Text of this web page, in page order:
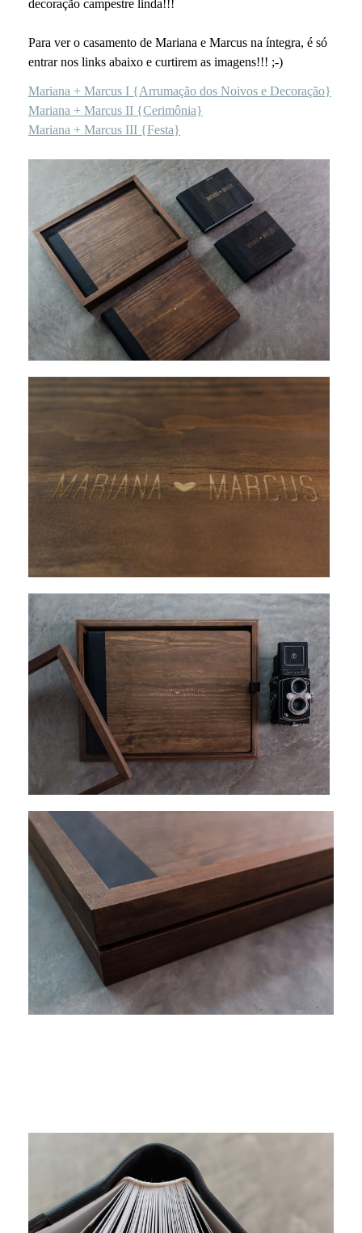
decoração campestre linda!!!
Para ver o casamento de Mariana e Marcus na íntegra, é só
entrar nos links abaixo e curtirem as imagens!!! ;-)
Mariana + Marcus I {Arrumação dos Noivos e Decoração}
Mariana + Marcus II {Cerimônia}
Mariana + Marcus III {Festa}